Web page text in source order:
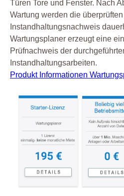
Türen Tore und Fenster. Nach
Wartung werden die
Instandhaltungsnachweis
Wartungsplaner erzeugt eine
Prüfnachweis der
Instandhaltungsarbeiten.
Produkt Informationen